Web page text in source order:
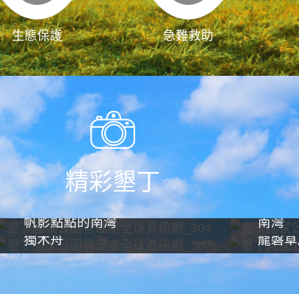
生態保護 急難救助
精彩墾丁
帆影點點的南灣
南灣
獨木舟 龍磐